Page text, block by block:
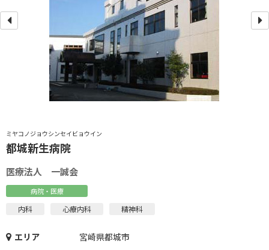
ミヤコノジョウシンセイビョウイン
都城新生病院
医療法人 一誠会
病院・医療
内科 心療内科 精神科
エリア
宮崎県都城市